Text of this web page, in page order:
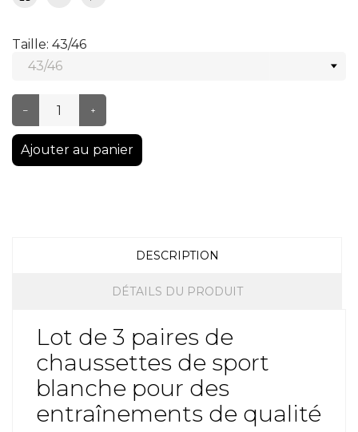
Taille: 43/46
– +
Ajouter au panier
DESCRIPTION
DÉTAILS DU PRODUIT
Lot de 3 paires de
chaussettes de sport
blanche pour des
entraînements de qualité